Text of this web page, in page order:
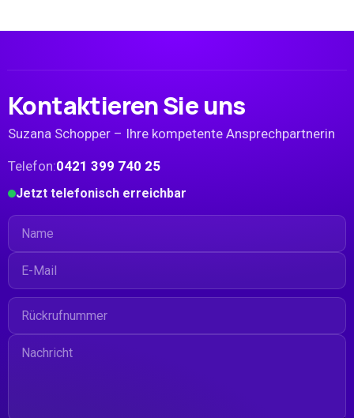
Kontaktieren Sie uns
Suzana Schopper – Ihre kompetente Ansprechpartnerin
Telefon:0421 399 740 25
Jetzt telefonisch erreichbar